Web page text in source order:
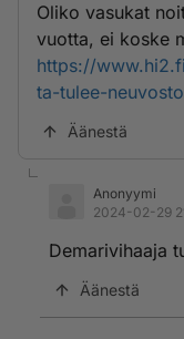
Oliko vasukat
vuotta, ei koske
https://
ta-tulee-
Äänestä
Anonyymi
2024-02-29
Demarivihaaja
Äänestä